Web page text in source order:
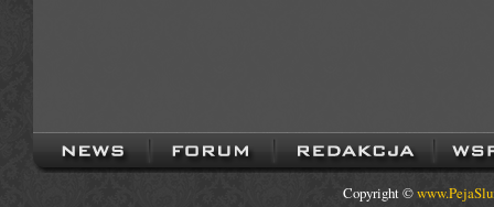
Copyright ©